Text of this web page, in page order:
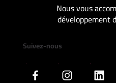
Nous vous
développement
Suivez-nous